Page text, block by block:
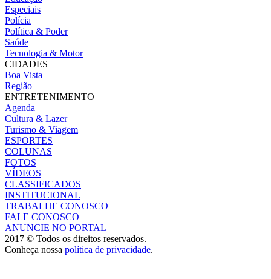
Especiais
Polícia
Política & Poder
Saúde
Tecnologia & Motor
CIDADES
Boa Vista
Região
ENTRETENIMENTO
Agenda
Cultura & Lazer
Turismo & Viagem
ESPORTES
COLUNAS
FOTOS
VÍDEOS
CLASSIFICADOS
INSTITUCIONAL
TRABALHE CONOSCO
FALE CONOSCO
ANUNCIE NO PORTAL
2017 © Todos os direitos reservados.
Conheça nossa política de privacidade.